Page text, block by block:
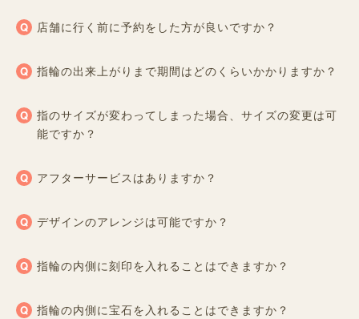
店舗に行く前に予約をした方が良いですか？
指輪の出来上がりまで期間はどのくらいかかりますか？
指のサイズが変わってしまった場合、サイズの変更は可
能ですか？
アフターサービスはありますか？
デザインのアレンジは可能ですか？
指輪の内側に刻印を入れることはできますか？
指輪の内側に宝石を入れることはできますか？